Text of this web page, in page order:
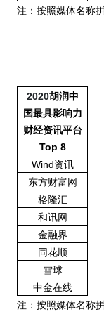
注：按照媒体名称
2020胡润中
国最具影响力
财经资讯平台
Top 8
Wind资讯
东方财富网
格隆汇
和讯网
金融界
同花顺
雪球
中金在线
注：按照媒体名称